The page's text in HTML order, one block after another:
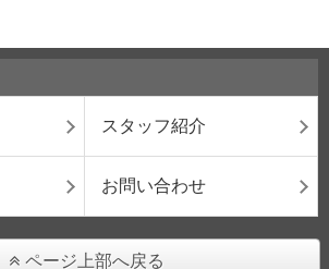
スタッフ紹介
お問い合わせ
ページ上部へ戻る